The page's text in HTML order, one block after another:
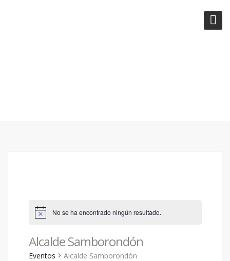
No se ha encontrado ningún resultado.
Alcalde Samborondón
Eventos Alcalde Samborondón